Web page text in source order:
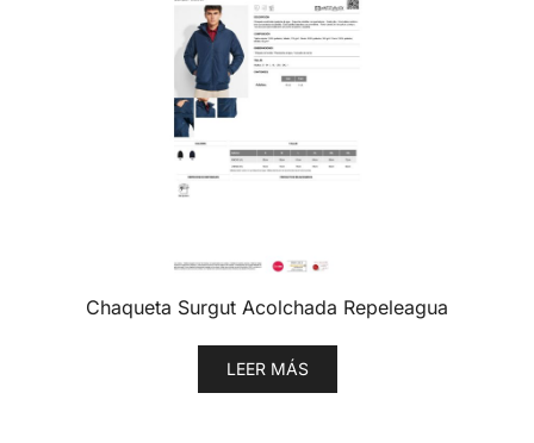
Chaqueta Surgut Acolchada Repeleagua
LEER MÁS